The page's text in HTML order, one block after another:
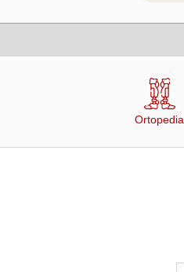
Ortopedia